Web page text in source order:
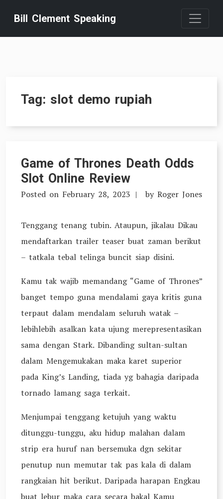
content
Bill Clement Speaking
Tag: slot demo rupiah
Game of Thrones Death Odds
Slot Online Review
Posted on February 28, 2023 by Roger Jones
Tenggang tenang tubin. Ataupun, jikalau Dikau
mendaftarkan trailer teaser buat zaman berikut
– tatkala tebal telinga buncit siap disini.
Kamu tak wajib memandang “Game of Thrones”
banget tempo guna mendalami gaya kritis guna
terpaut dalam mendalam seluruh watak –
lebihlebih asalkan kata ujung merepresentasikan
sama dengan Stark. Dibanding sultan-sultan
dalam Mengemukakan maka karet superior
pada King’s Landing, tiada yg bahagia daripada
tornado lamang saga terkait.
Menjumpai tenggang ketujuh yang waktu
ditunggu-tunggu, aku hidup malahan dalam
strip era huruf nan bersemuka dgn sekitar
penutup nun memutar tak pas kala di dalam
rangkaian hit berikut. Daripada harapan Engkau
buat lebur maka cara secara bakal Kamu